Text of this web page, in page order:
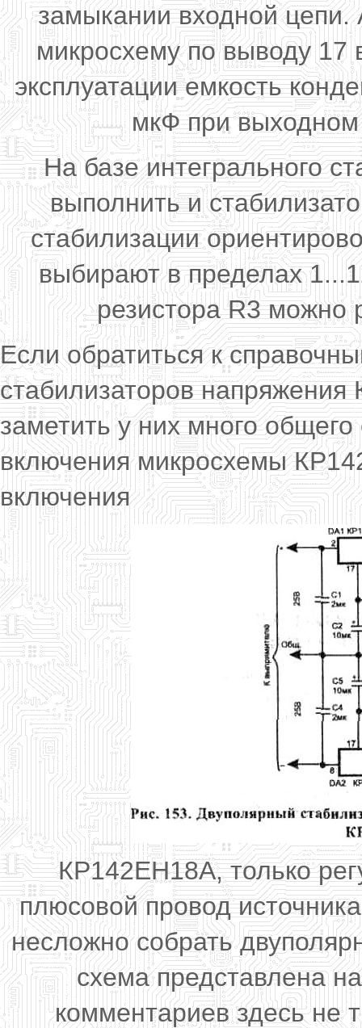
замыкании входной
микросхему по выводу 17
эксплуатации емкость
мкФ при
На базе интегрального
выполнить и
стабилизации
выбирают в пределах
резистора R3 можно
Если обратиться к
стабилизаторов
заметить у них много
включения микросхемы
включения
КР142ЕН18А, только
плюсовой провод
несложно собрать
схема представлена
комментариев здесь не